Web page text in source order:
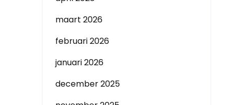
maart 2026
februari 2026
januari 2026
december 2025